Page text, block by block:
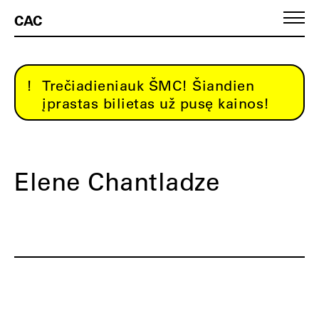
CAC
Trečiadieniauk ŠMC! Šiandien
įprastas bilietas už pusę kainos!
Elene Chantladze